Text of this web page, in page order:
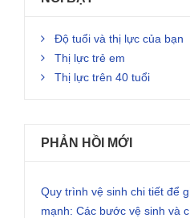
Độ tuổi và thị lực của bạn
Thị lực trẻ em
Thị lực trên 40 tuổi
PHẢN HỒI MỚI
Quy trình vệ sinh chi tiết để
mạnh: Các bước vệ sinh và